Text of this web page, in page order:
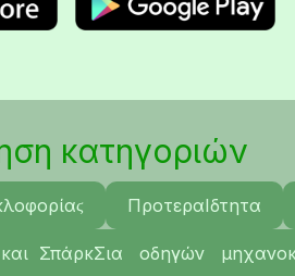
κατηγοριών
ΠροτεραΙδτητα
ΣπάρκΣια οδηγών